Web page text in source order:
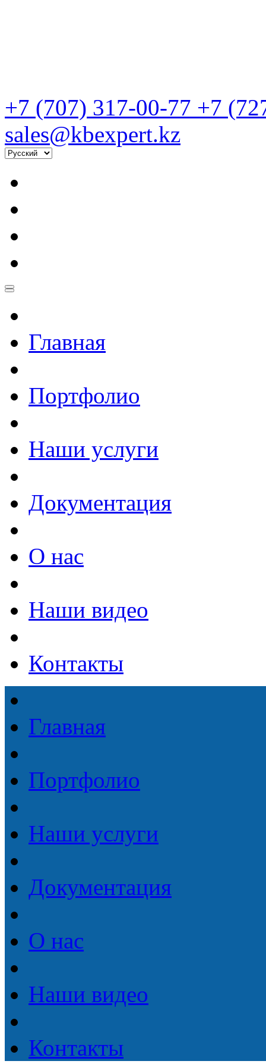
+7 (707) 317-00-77 +7
sales@kbexpert.kz
Главная
Портфолио
Наши услуги
Документация
О нас
Наши видео
Контакты
Главная
Портфолио
Наши услуги
Документация
О нас
Наши видео
Контакты